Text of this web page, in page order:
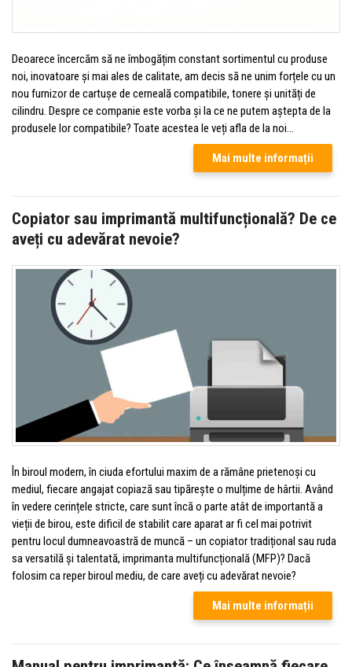
Deoarece încercăm să ne îmbogățim constant sortimentul cu produse
noi, inovatoare și mai ales de calitate, am decis să ne unim forțele cu un
nou furnizor de cartușe de cerneală compatibile, tonere și unități de
cilindru. Despre ce companie este vorba și la ce ne putem aștepta de la
produsele lor compatibile? Toate acestea le veți afla de la noi...
Mai multe informații
Copiator sau imprimantă multifuncțională? De ce
aveți cu adevărat nevoie?
În biroul modern, în ciuda efortului maxim de a rămâne prietenoși cu
mediul, fiecare angajat copiază sau tipărește o mulțime de hârtii. Având
în vedere cerințele stricte, care sunt încă o parte atât de importantă a
vieții de birou, este dificil de stabilit care aparat ar fi cel mai potrivit
pentru locul dumneavoastră de muncă – un copiator tradițional sau ruda
sa versatilă și talentată, imprimanta multifuncțională (MFP)? Dacă
folosim ca reper biroul mediu, de care aveți cu adevărat nevoie?
Mai multe informații